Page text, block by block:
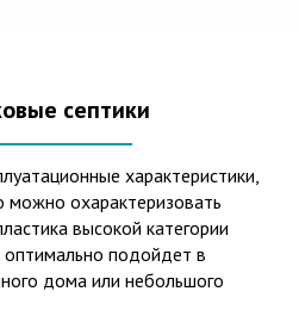
септики
характеристики,
можно охарактеризовать
высокой категории
оптимально подойдет в
дома или небольшого